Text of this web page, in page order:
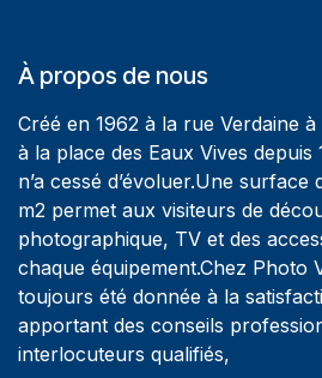
À propos de nous
Créé en 1962 à la rue Verdaine
à la place des Eaux Vives
n’a cessé d’évoluer.Une surface
m2 permet aux visiteurs de
photographique, TV et des
chaque équipement.Chez Photo
toujours été donnée à la
apportant des conseils
interlocuteurs qualifiés,